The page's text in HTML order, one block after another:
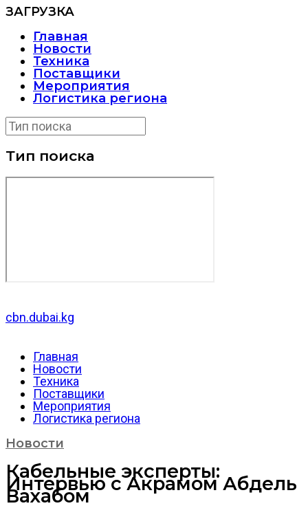
ЗАГРУЗКА
Главная
Новости
Техника
Поставщики
Мероприятия
Логистика региона
Тип поиска
cbn.dubai.kg
Главная
Новости
Техника
Поставщики
Мероприятия
Логистика региона
Новости
Кабельные эксперты:
Интервью с Акрамом Абдель
Вахабом